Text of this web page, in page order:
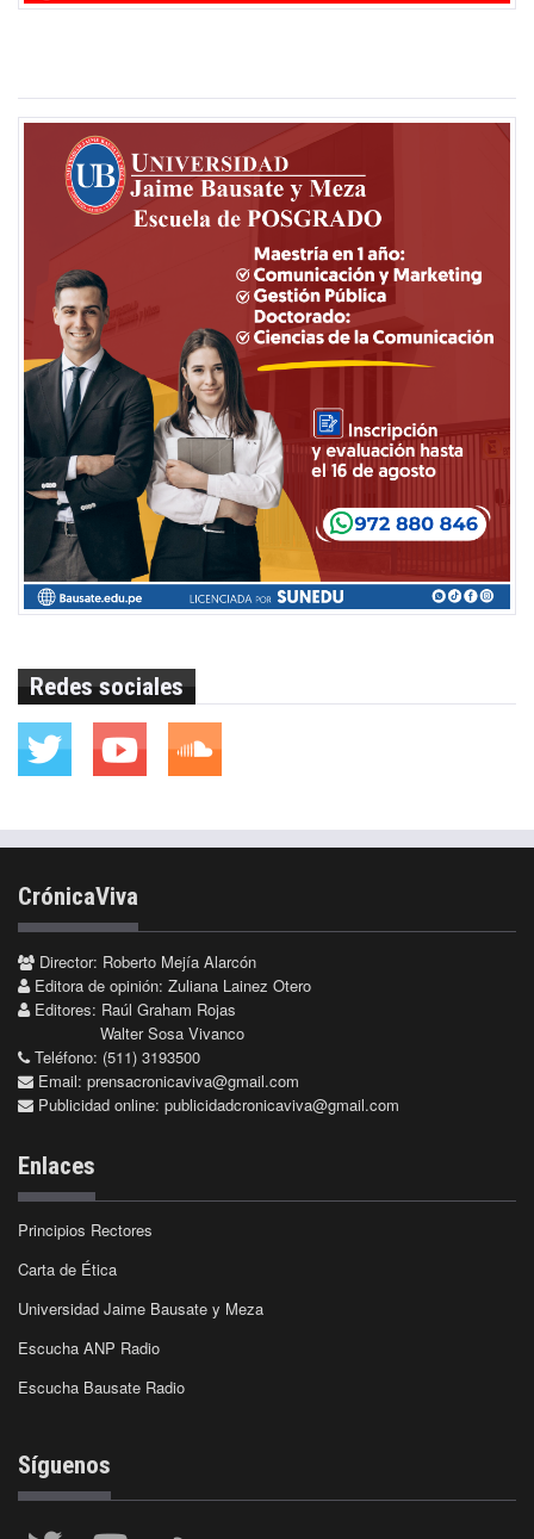
Redes sociales
CrónicaViva
Director: Roberto Mejía Alarcón
Editora de opinión: Zuliana Lainez Otero
Editores: Raúl Graham Rojas
Walter Sosa Vivanco
Teléfono: (511) 3193500
Email: prensacronicaviva@gmail.com
Publicidad online: publicidadcronicaviva@gmail.com
Enlaces
Principios Rectores
Carta de Ética
Universidad Jaime Bausate y Meza
Escucha ANP Radio
Escucha Bausate Radio
Síguenos